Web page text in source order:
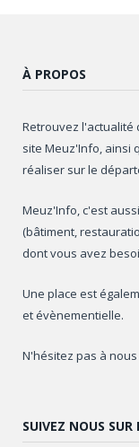
À PROPOS
Retrouvez l'actualité
site Meuz'Info, ainsi
réaliser sur le
Meuz'Info, c'est
(bâtiment,
dont vous avez
Une place est
et évènementielle.
N'hésitez pas à
SUIVEZ NOUS SUR